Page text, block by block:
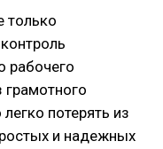
только
рабочего
грамотного
потерять из
и надежных